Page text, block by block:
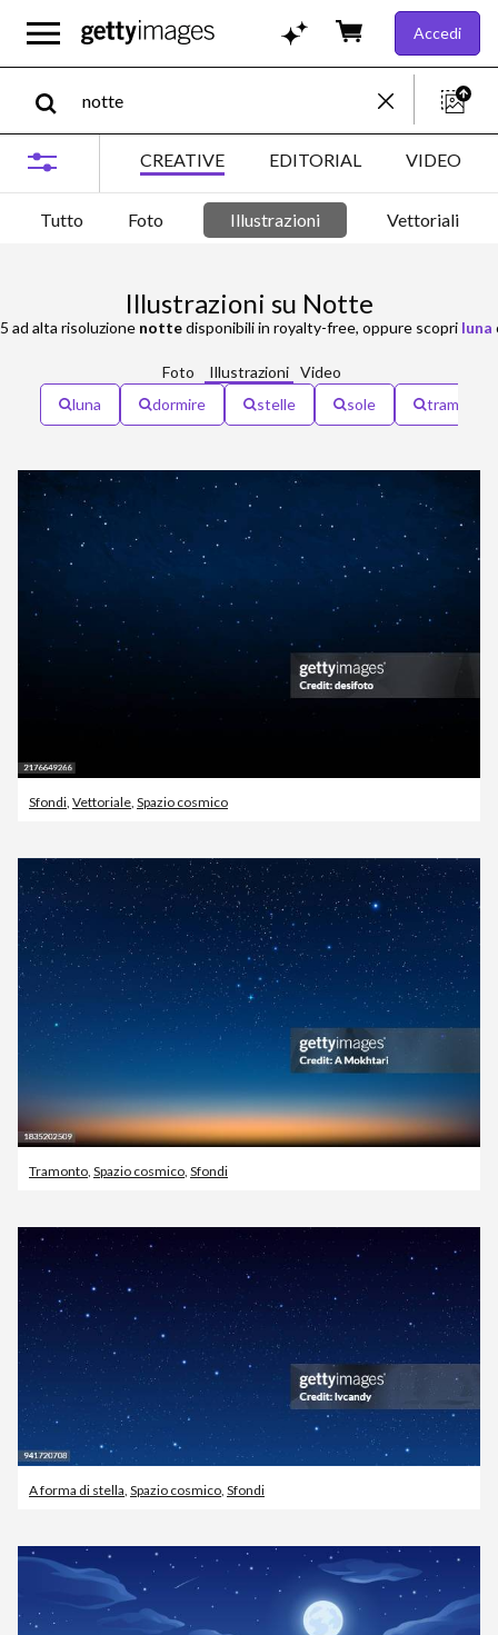
Accedi
CREATIVE EDITORIAL VIDEO
Tutto Foto Illustrazioni Vettoriali
Illustrazioni su Notte
ad alta risoluzione nottedisponibili in royalty-free, oppure scopri luna
Foto Illustrazioni Video
luna
dormire stelle sole tramonto
Sfondi, Vettoriale, Spazio cosmico
Tramonto, Spazio cosmico, Sfondi
A forma di stella, Spazio cosmico, Sfondi